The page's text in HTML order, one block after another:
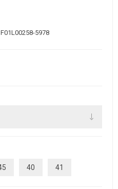
F01L00258-5978
40 41